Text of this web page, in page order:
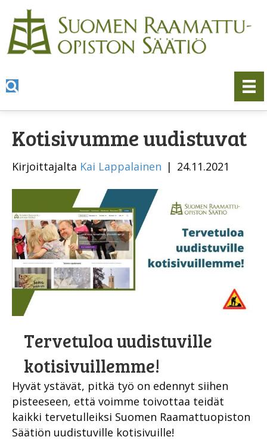
Kotisivumme uudistuvat
Kirjoittajalta Kai Lappalainen | 24.11.2021
Tervetuloa uudistuville
kotisivuillemme!
Hyvät ystävät, pitkä työ on edennyt siihen
pisteeseen, että voimme toivottaa teidät
kaikki tervetulleiksi Suomen Raamattuopiston
Säätiön uudistuville kotisivuille!